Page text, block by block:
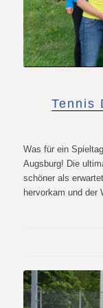
Tennis
Was für ein
Augsburg! Die
schöner als
hervorkam und der